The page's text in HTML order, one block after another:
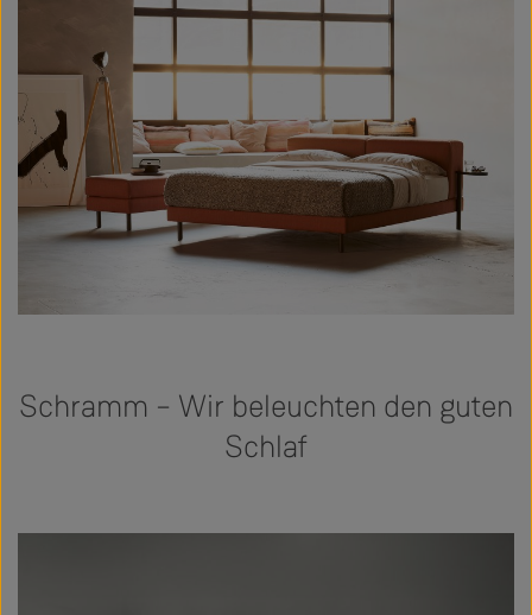
Schramm – Wir beleuchten den guten
Schlaf